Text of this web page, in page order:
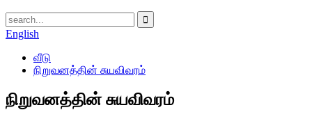
English
வீடு
நிறுவனத்தின் சுயவிவரம்
நிறுவனத்தின் சுயவிவரம்